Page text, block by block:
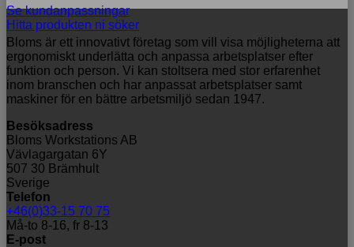
Se kundanpassningar
Hitta produkten ni söker
Bloms är ett innovativt företag som vill visa möjligheterna att
ergonomiskt underlätta och anpassa arbetsplatser efter
funktion och person. Vi kan stoltsera med stor erfarenhet
inom branschen och har anpassat arbetsplatser samt
maskiner för en bättre arbetsmiljö sedan 1947.
Besöksadress
Bloms Workstations AB
Vävlagargatan 6Y
507 30 Brämhult
Sverige
Telefon
+46(0)33-15 70 75
Må-to 8-16, fr 8-13
E-post